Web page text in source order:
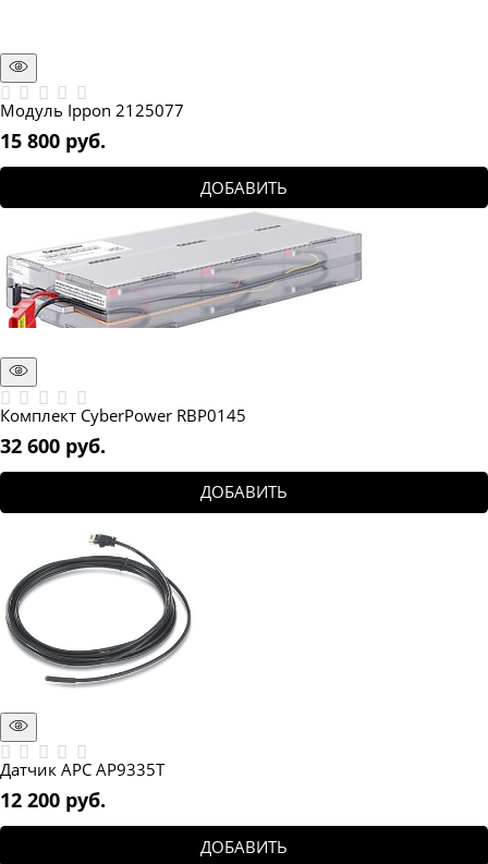
Модуль Ippon 2125077
15 800 руб.
ДОБАВИТЬ
Комплект CyberPower RBP0145
32 600 руб.
ДОБАВИТЬ
Датчик APC AP9335T
12 200 руб.
ДОБАВИТЬ